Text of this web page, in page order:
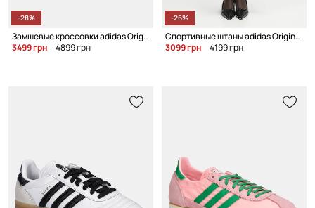
-28%
Замшевые кроссовки adidas Originals Campus 00S W
3499 грн
4899 грн
-26%
Спортивные штаны adidas Originals Track Pant
3099 грн
4199 грн